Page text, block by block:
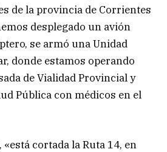
de la provincia de Corrientes
desplegado un avión
se armó una Unidad
donde estamos operando
de Vialidad Provincial y
Pública con médicos en el
cortada la Ruta 14, en